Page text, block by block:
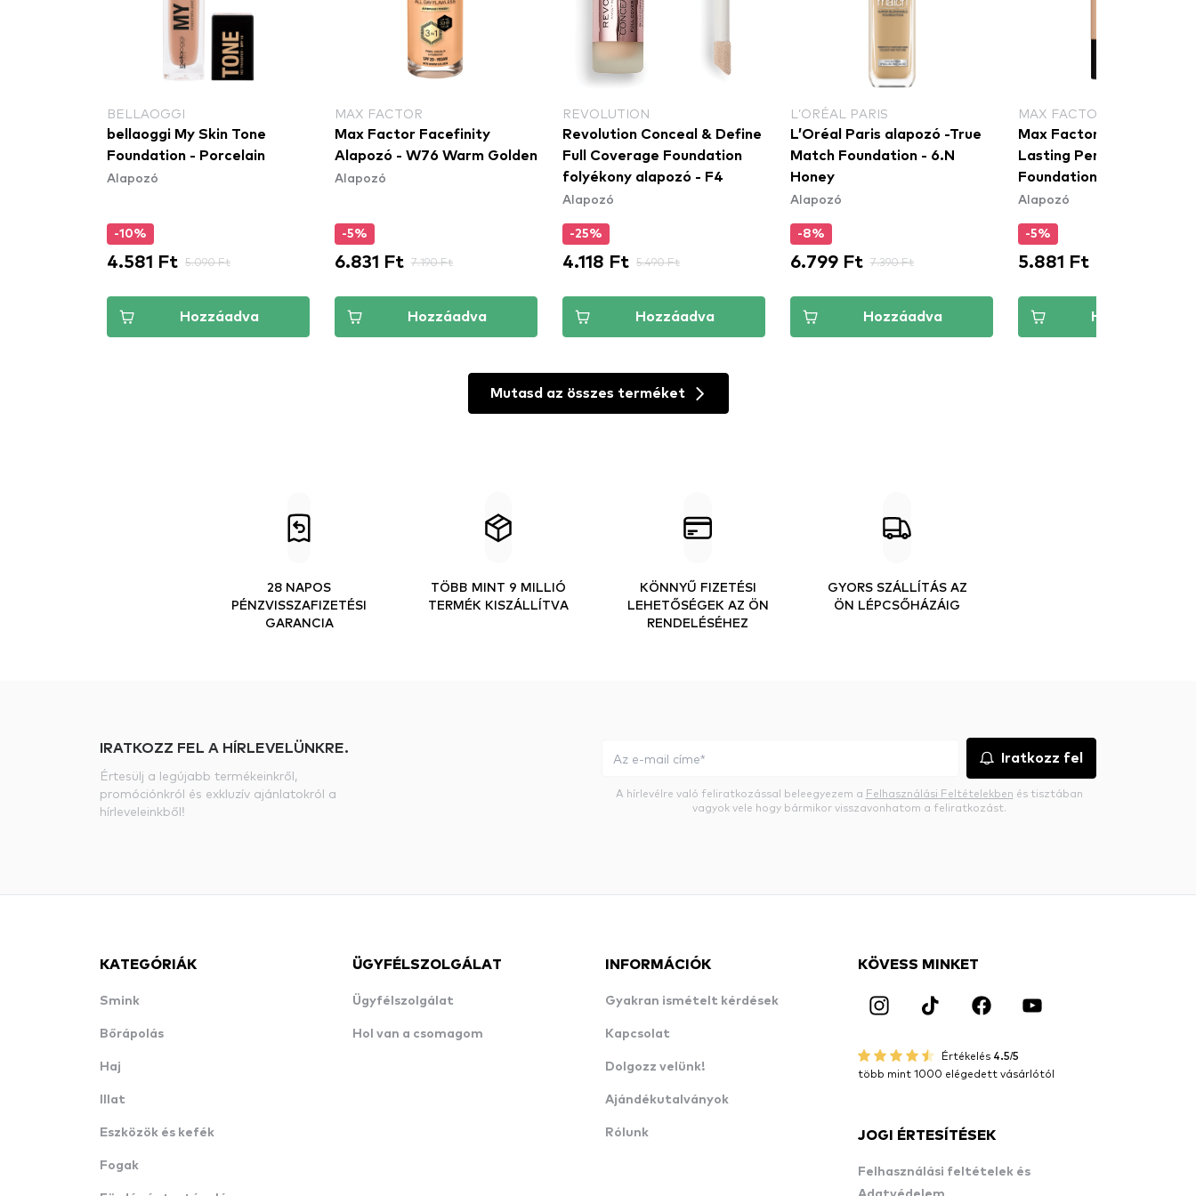
BELLAOGGI
bellaoggi My Skin Tone
Foundation - Porcelain
Alapozó
-10%
4.581 Ft 5.090 Ft
Hozzáadva
MAX FACTOR
Max Factor Facefinity
Alapozó - W76 Warm Golden
Alapozó
-5%
6.831 Ft 7.190 Ft
Hozzáadva
REVOLUTION
Revolution Conceal & Define
Full Coverage Foundation
folyékony alapozó - F4
Alapozó
-25%
4.118 Ft 5.490 Ft
Hozzáadva
L’ORÉAL PARIS
L’Oréal Paris alapozó -True
Match Foundation - 6.N
Honey
Alapozó
-8%
6.799 Ft 7.390 Ft
Hozzáadva
MAX FACTOR
Max Factor alapozó -
Lasting Performance
Foundation - 105 Soft
Alapozó
-5%
5.881 Ft
Hozzáadva
Mutasd az összes terméket
28 NAPOS
PÉNZVISSZAFIZETÉSI
GARANCIA
TÖBB MINT 9 MILLIÓ
TERMÉK KISZÁLLÍTVA
KÖNNYŰ FIZETÉSI
LEHETŐSÉGEK AZ ÖN
RENDELÉSÉHEZ
GYORS SZÁLLÍTÁS AZ
ÖN LÉPCSŐHÁZÁIG
IRATKOZZ FEL A HÍRLEVELÜNKRE.
Értesülj a legújabb termékeinkről,
promóciónkról és exkluzív ajánlatokról a
hírleveleinkből!
Iratkozz fel
A hírlevélre való feliratkozással beleegyezem a Felhasználási Feltételekben és tisztában
vagyok vele hogy bármikor visszavonhatom a feliratkozást.
KATEGÓRIÁK
Smink
Bőrápolás
Haj
Illat
Eszközök és kefék
Fogak
ÜGYFÉLSZOLGÁLAT
Ügyfélszolgálat
Hol van a csomagom
INFORMÁCIÓK
Gyakran ismételt kérdések
Kapcsolat
Dolgozz velünk!
Ajándékutalványok
Rólunk
KÖVESS MINKET
Értékelés 4.5/5
több mint 1000 elégedett vásárlótól
JOGI ÉRTESÍTÉSEK
Felhasználási feltételek és